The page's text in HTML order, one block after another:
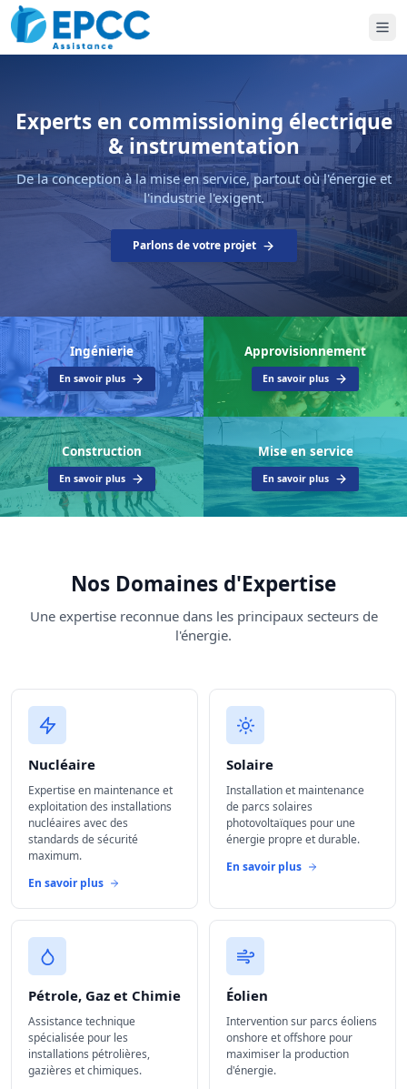
Experts en commissioning électrique
& instrumentation
De la conception à la mise en service, partout où l'énergie et
l'industrie l'exigent.
Parlons de votre projet
Ingénierie
En savoir plus
Approvisionnement
En savoir plus
Construction
En savoir plus
Mise en service
En savoir plus
Nos Domaines d'Expertise
Une expertise reconnue dans les principaux secteurs de
l'énergie.
Nucléaire
Expertise en maintenance et
exploitation des installations
nucléaires avec des
standards de sécurité
maximum.
En savoir plus
Solaire
Installation et maintenance
de parcs solaires
photovoltaïques pour une
énergie propre et durable.
En savoir plus
Pétrole, Gaz et Chimie
Assistance technique
spécialisée pour les
installations pétrolières,
gazières et chimiques.
Éolien
Intervention sur parcs éoliens
onshore et offshore pour
maximiser la production
d'énergie.